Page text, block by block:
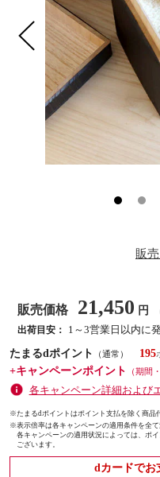
販
販売価格 21,450 円
出荷目安：
1～3営業日以内に
たまるdポイント
（通常）
195
+キャンペーンポイント
（期間
各キャンペーン詳細および
※たまるdポイントはポイント支払を除く商品
※表示倍率は各キャンペーンの適用条件を全
各キャンペーンの適用状況によっては、ポ
ございます。
dカードでお